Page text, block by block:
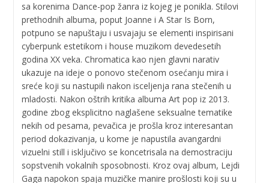
sa korenima Dance-pop žanra iz kojeg je ponikla. Stilovi
prethodnih albuma, poput Joanne i A Star Is Born,
potpuno se napuštaju i usvajaju se elementi inspirisani
cyberpunk estetikom i house muzikom devedesetih
godina XX veka. Chromatica kao njen glavni narativ
ukazuje na ideje o ponovo stečenom osećanju mira i
sreće koji su nastupili nakon isceljenja rana stečenih u
mladosti. Nakon oštrih kritika albuma Art pop iz 2013.
godine zbog eksplicitno naglašene seksualne tematike
nekih od pesama, pevačica je prošla kroz interesantan
period dokazivanja, u kome je napustila avangardni
vizuelni still i isključivo se koncetrisala na demostraciju
sopstvenih vokalnih sposobnosti. Kroz ovaj album, Lejdi
Gaga napokon spaja muzičke manire prošlosti koji su u